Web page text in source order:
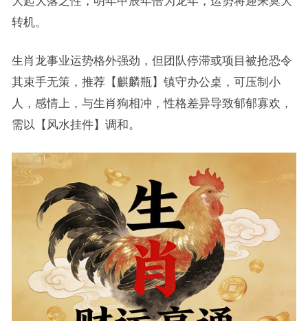
转机。
生肖龙事业运势格外强劲，但团队停滞或项目被抢恐令
其束手无策，推荐【麒麟瓶】镇守办公桌，可压制小
人，感情上，与生肖狗相冲，性格差异导致郁郁寡欢，
需以【风水挂件】调和。